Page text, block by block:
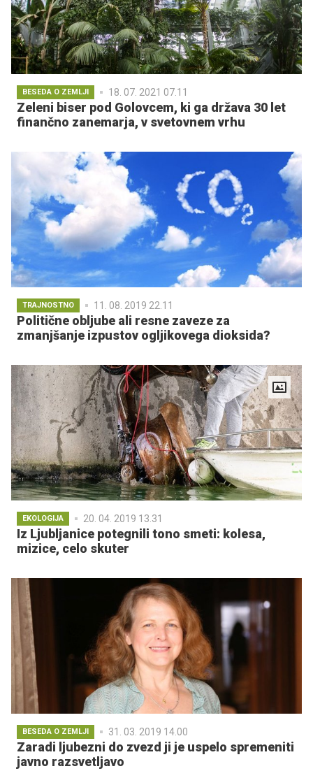
BESEDA O ZEMLJI 18. 07. 2021 07.11
Zeleni biser pod Golovcem, ki ga država 30 let
finančno zanemarja, v svetovnem vrhu
TRAJNOSTNO 11. 08. 2019 22.11
Politične obljube ali resne zaveze za
zmanjšanje izpustov ogljikovega dioksida?
EKOLOGIJA 20. 04. 2019 13.31
Iz Ljubljanice potegnili tono smeti: kolesa,
mizice, celo skuter
BESEDA O ZEMLJI 31. 03. 2019 14.00
Zaradi ljubezni do zvezd ji je uspelo spremeniti
javno razsvetljavo